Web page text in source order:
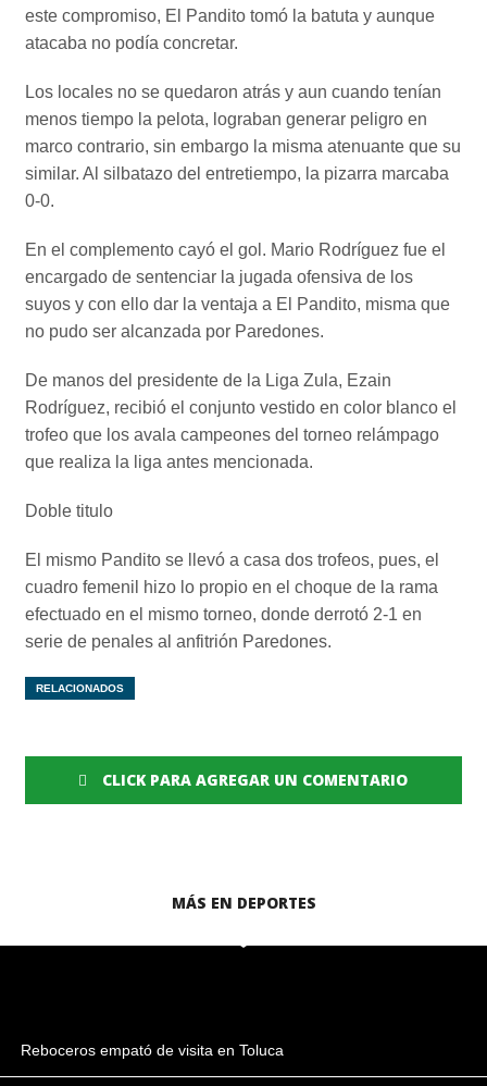
este compromiso, El Pandito tomó la batuta y aunque
atacaba no podía concretar.
Los locales no se quedaron atrás y aun cuando tenían
menos tiempo la pelota, lograban generar peligro en
marco contrario, sin embargo la misma atenuante que su
similar. Al silbatazo del entretiempo, la pizarra marcaba
0-0.
En el complemento cayó el gol. Mario Rodríguez fue el
encargado de sentenciar la jugada ofensiva de los
suyos y con ello dar la ventaja a El Pandito, misma que
no pudo ser alcanzada por Paredones.
De manos del presidente de la Liga Zula, Ezain
Rodríguez, recibió el conjunto vestido en color blanco el
trofeo que los avala campeones del torneo relámpago
que realiza la liga antes mencionada.
Doble titulo
El mismo Pandito se llevó a casa dos trofeos, pues, el
cuadro femenil hizo lo propio en el choque de la rama
efectuado en el mismo torneo, donde derrotó 2-1 en
serie de penales al anfitrión Paredones.
RELACIONADOS
CLICK PARA AGREGAR UN COMENTARIO
MÁS EN DEPORTES
Reboceros empató de visita en Toluca